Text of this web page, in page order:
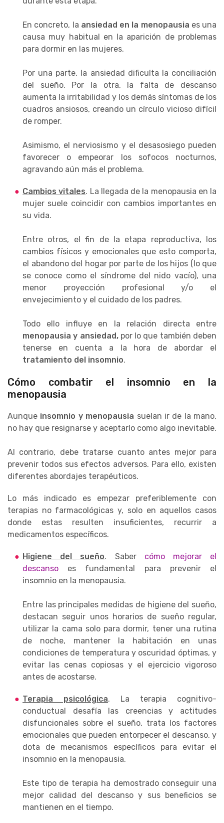
En concreto, la ansiedad en la menopausia es una
causa muy habitual en la aparición de problemas
para dormir en las mujeres.
Por una parte, la ansiedad dificulta la conciliación
del sueño. Por la otra, la falta de descanso
aumenta la irritabilidad y los demás síntomas de los
cuadros ansiosos, creando un círculo vicioso difícil
de romper.
Asimismo, el nerviosismo y el desasosiego pueden
favorecer o empeorar los sofocos nocturnos,
agravando aún más el problema.
Cambios vitales. La llegada de la menopausia en la
mujer suele coincidir con cambios importantes en
su vida.
Entre otros, el fin de la etapa reproductiva, los
cambios físicos y emocionales que esto comporta,
el abandono del hogar por parte de los hijos (lo que
se conoce como el síndrome del nido vacío), una
menor proyección profesional y/o el
envejecimiento y el cuidado de los padres.
Todo ello influye en la relación directa entre
menopausia y ansiedad, por lo que también deben
tenerse en cuenta a la hora de abordar el
tratamiento del insomnio.
Cómo combatir el insomnio en la
menopausia
Aunque insomnio y menopausia suelan ir de la mano,
no hay que resignarse y aceptarlo como algo inevitable.
Al contrario, debe tratarse cuanto antes mejor para
prevenir todos sus efectos adversos. Para ello, existen
diferentes abordajes terapéuticos.
Lo más indicado es empezar preferiblemente con
terapias no farmacológicas y, solo en aquellos casos
donde estas resulten insuficientes, recurrir a
medicamentos específicos.
Higiene del sueño. Saber cómo mejorar el
descanso es fundamental para prevenir el
insomnio en la menopausia.
Entre las principales medidas de higiene del sueño,
destacan seguir unos horarios de sueño regular,
utilizar la cama solo para dormir, tener una rutina
de noche, mantener la habitación en unas
condiciones de temperatura y oscuridad óptimas, y
evitar las cenas copiosas y el ejercicio vigoroso
antes de acostarse.
Terapia psicológica. La terapia cognitivo-
conductual desafía las creencias y actitudes
disfuncionales sobre el sueño, trata los factores
emocionales que pueden entorpecer el descanso, y
dota de mecanismos específicos para evitar el
insomnio en la menopausia.
Este tipo de terapia ha demostrado conseguir una
mejor calidad del descanso y sus beneficios se
mantienen en el tiempo.